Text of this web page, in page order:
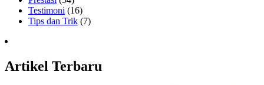
Testimoni (16)
Tips dan Trik (7)
Artikel Terbaru